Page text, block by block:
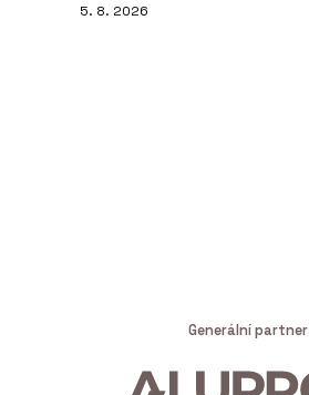
5. 8. 2026
Generální partner